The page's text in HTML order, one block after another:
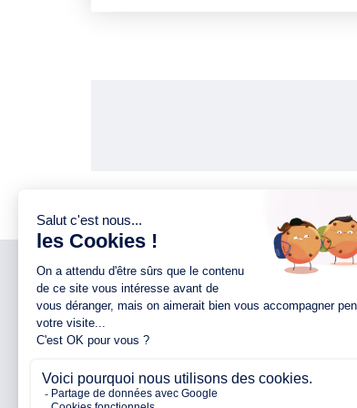
NOTRE ENTREPRISE
Notre entreprise
Nos engagements
Nos partenaires
NOS AGENCES 44
Agence de Nantes